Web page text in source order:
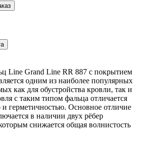
Line Grand Line RR 887 с покрытием
одним из наиболее популярных
как для обустройства кровли, так и
с таким типом фальца отличается
герметичностью. Основное отличие
в наличии двух рёбер
снижается общая волнистость